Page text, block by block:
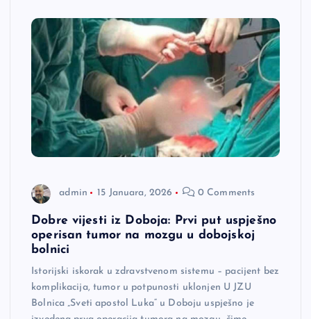
admin 15 Januara, 2026 0 Comments
Dobre vijesti iz Doboja: Prvi put uspješno
operisan tumor na mozgu u dobojskoj
bolnici
Istorijski iskorak u zdravstvenom sistemu – pacijent bez
komplikacija, tumor u potpunosti uklonjen U JZU
Bolnica „Sveti apostol Luka“ u Doboju uspješno je